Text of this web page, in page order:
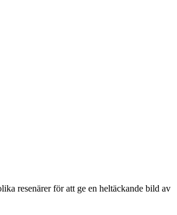
resenärer för att ge en heltäckande bild av